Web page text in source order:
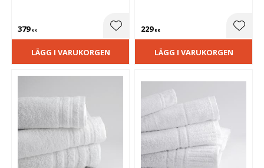
379KR Lägg till i favoriter
LÄGG I VARUKORGEN
229KR
LÄGG I VARUKORGEN